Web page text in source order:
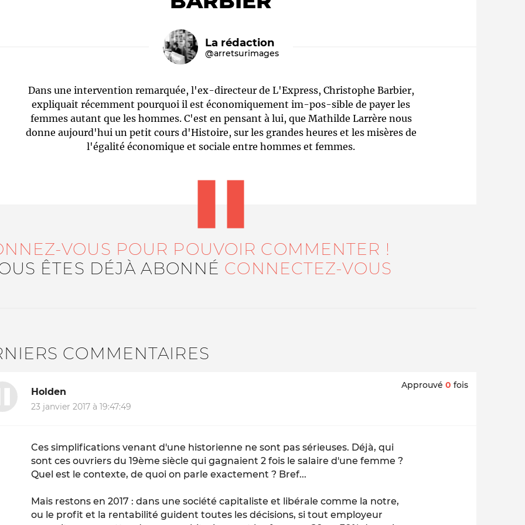
Le médiateur L'équipe Qui sommes-nous ?
La rédaction
@arretsurimages
Dans une intervention remarquée, l'ex-directeur de L'Express, Christophe Barbier,
expliquait récemment pourquoi il est économiquement im-pos-sible de payer les
femmes autant que les hommes. C'est en pensant à lui, que Mathilde Larrère nous
donne aujourd'hui un petit cours d'Histoire, sur les grandes heures et les misères de
l'égalité économique et sociale entre hommes et femmes.
VOUS POUR POUVOIR COMMENTER !
ÊTES DÉJÀ ABONNÉ CONNECTEZ-VOUS
COMMENTAIRES
Holden
23 janvier 2017 à 19:47:49
Approuvé 0 fois
Ces simplifications venant d'une historienne ne sont pas sérieuses. Déjà, qui
sont ces ouvriers du 19ème siècle qui gagnaient 2 fois le salaire d'une femme ?
Quel est le contexte, de quoi on parle exactement ? Bref...
Mais restons en 2017 : dans une société capitaliste et libérale comme la notre,
ou le profit et la rentabilité guident toutes les décisions, si tout employeur